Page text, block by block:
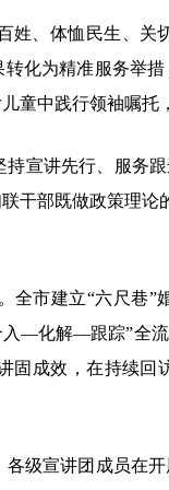
、体恤民生、关
化为精准服务举
童中践行领袖嘱托
讲先行、服务跟
干部既做政策理
建立“六尺巷”
—化解—跟踪”全
成效，在持续
宣讲团成员在开